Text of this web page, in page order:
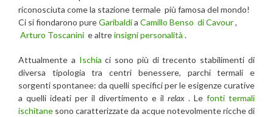
riconosciuta come la stazione termale più famosa del mondo!
Ci si fiondarono pureGaribaldia Camillo Benso di Cavour,
Arturo Toscanini e altreinsigni personalità .
Attualmente a Ischia ci sono più di trecento stabilimenti di
diversa tipologia tra centri benessere, parchi termali e
sorgenti spontanee: da quelli specifici per le esigenze curative
a quelli ideati per il divertimento e il relax . Le fonti termali
ischitane sono caratterizzate da acque notevolmente ricche di